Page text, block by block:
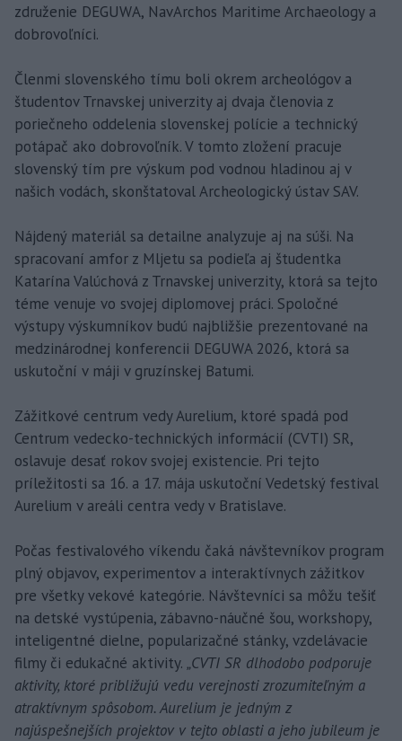
združenie DEGUWA, NavArchos Maritime Archaeology a
dobrovoľníci.
Členmi slovenského tímu boli okrem archeológov a
študentov Trnavskej univerzity aj dvaja členovia z
poriečneho oddelenia slovenskej polície a technický
potápač ako dobrovoľník. V tomto zložení pracuje
slovenský tím pre výskum pod vodnou hladinou aj v
našich vodách, skonštatoval Archeologický ústav SAV.
Nájdený materiál sa detailne analyzuje aj na súši. Na
spracovaní amfor z Mljetu sa podieľa aj študentka
Katarína Valúchová z Trnavskej univerzity, ktorá sa tejto
téme venuje vo svojej diplomovej práci. Spoločné
výstupy výskumníkov budú najbližšie prezentované na
medzinárodnej konferencii DEGUWA 2026, ktorá sa
uskutoční v máji v gruzínskej Batumi.
Zážitkové centrum vedy Aurelium, ktoré spadá pod
Centrum vedecko-technických informácií (CVTI) SR,
oslavuje desať rokov svojej existencie. Pri tejto
príležitosti sa 16. a 17. mája uskutoční Vedetský festival
Aurelium v areáli centra vedy v Bratislave.
Počas festivalového víkendu čaká návštevníkov program
plný objavov, experimentov a interaktívnych zážitkov
pre všetky vekové kategórie. Návštevníci sa môžu tešiť
na detské vystúpenia, zábavno-náučné šou, workshopy,
inteligentné dielne, popularizačné stánky, vzdelávacie
filmy či edukačné aktivity. „CVTI SR dlhodobo podporuje
aktivity, ktoré približujú vedu verejnosti zrozumiteľným a
atraktívnym spôsobom. Aurelium je jedným z
najúspešnejších projektov v tejto oblasti a jeho jubileum je